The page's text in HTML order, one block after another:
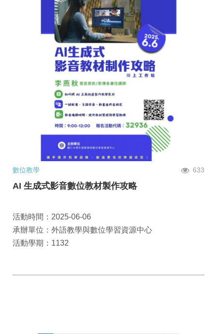
數位教學 633
AI 生成式影音數位教材製作攻略
活動時間：2025-06-06
承辦單位：外語教學與數位學習資源中心
活動學期：1132